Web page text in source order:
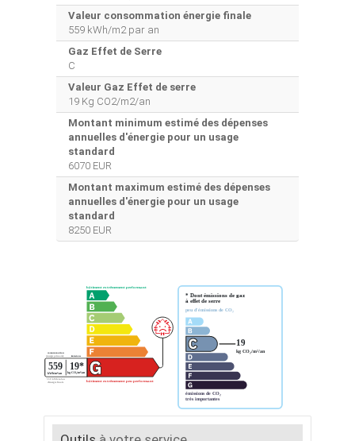
Valeur consommation énergie finale
559 kWh/m2 par an
Gaz Effet de Serre
C
Valeur Gaz Effet de serre
19 Kg CO2/m2/an
Montant minimum estimé des dépenses
annuelles d'énergie pour un usage
standard
6070 EUR
Montant maximum estimé des dépenses
annuelles d'énergie pour un usage
standard
8250 EUR